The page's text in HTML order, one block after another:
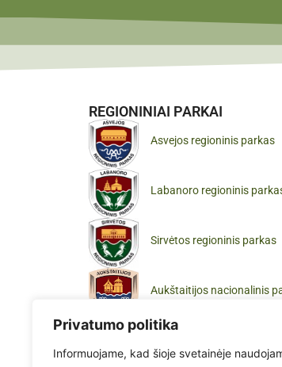
Privatumo politika
Informuojame, kad šioje svetainėje
REGIONINIAI PARKAI
Asvejos regioninis parkas
Labanoro regioninis
Sirvėtos regioninis parkas
Aukštaitijos nacionalinis